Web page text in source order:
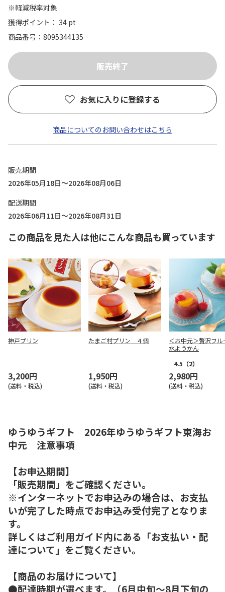
※軽減税率対象
獲得ポイント： 34 pt
商品番号
8095344135
お気に入りに登録する
商品についてのお問い合わせはこちら
販売期間
2026年05月18日～2026年08月06日
配送期間
2026年06月11日～2026年08月31日
この商品を見た人は他にこんな商品も買っています
神戸プリン
3,200円
(送料・税込)
たまご村プリン ４個
1,950円
(送料・税込)
＜お中元＞贅沢フル
水ようかん
4.5 （2）
2,980円
(送料・税込)
ゆうゆうギフト 2026年ゆうゆうギフト東海お
中元 注意事項
【お申込期間】
「販売期間」をご確認ください。
※インターネットでお申込みの場合は、お支払
いが完了した時点でお申込み受付完了となりま
す。
詳しくはご利用ガイド内にある「お支払い・配
達について」をご覧ください。
【商品のお届けについて】
●配達時期が選べます。（6月中旬～8月下旬の